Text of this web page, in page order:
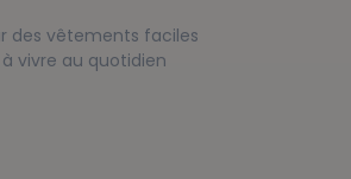
des vêtements faciles
à vivre au quotidien